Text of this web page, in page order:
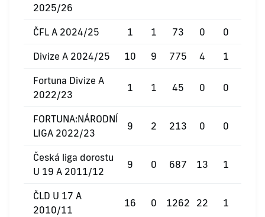
2025/26
ČFL A 2024/25 1 1 73 0 0
Divize A 2024/25 10 9 775 4 1
Fortuna Divize A
2022/23
1 1 45 0 0
FORTUNA:NÁRODNÍ
LIGA 2022/23
9 2 213 0 0
Česká liga dorostu
U 19 A 2011/12
9 0 687 13 1
ČLD U 17 A
2010/11
16 0 1262 22 1